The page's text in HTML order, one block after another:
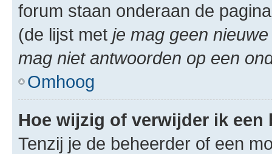
forum staan onderaan de
(de lijst met je mag geen
mag niet antwoorden op een
Omhoog
Hoe wijzig of verwijder ik een
Tenzij je de beheerder of een